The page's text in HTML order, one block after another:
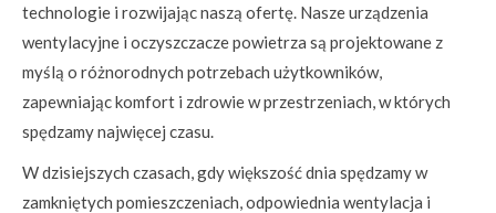
technologie i rozwijając naszą ofertę. Nasze urządzenia
wentylacyjne i oczyszczacze powietrza są projektowane z
myślą o różnorodnych potrzebach użytkowników,
zapewniając komfort i zdrowie w przestrzeniach, w których
spędzamy najwięcej czasu.
W dzisiejszych czasach, gdy większość dnia spędzamy w
zamkniętych pomieszczeniach, odpowiednia wentylacja i